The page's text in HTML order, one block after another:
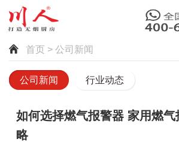
首页 > 公司新闻
公司新闻 行业动态
如何选择燃气报警器 家用燃
略